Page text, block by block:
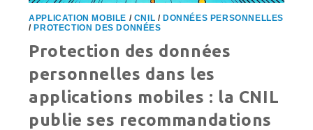
APPLICATION MOBILE / CNIL /DONNÉES PERSONNELLES
/PROTECTION DES DONNÉES
Protection des données
personnelles dans les
applications mobiles : la CNIL
publie ses recommandations